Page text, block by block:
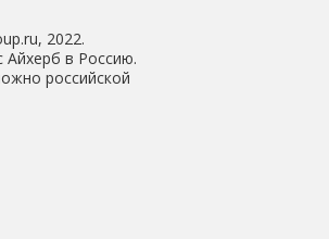
2022.
Айхерб в Россию.
российской